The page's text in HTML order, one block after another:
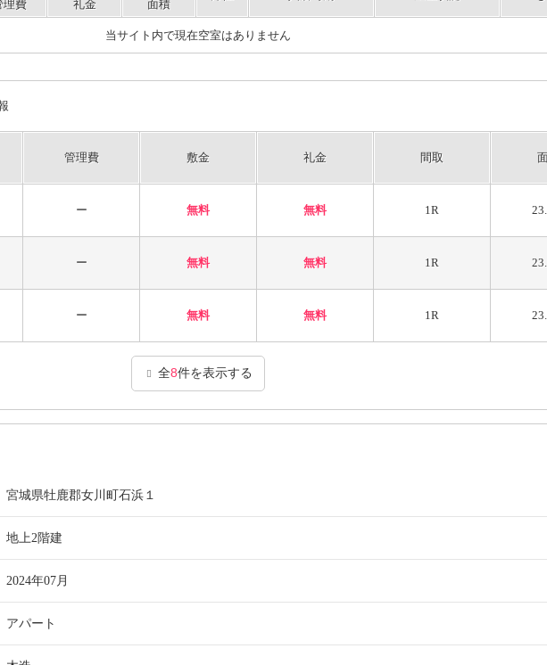
理費
礼金
面積
当サイト内で現在空室はありません
管理費 敷金 礼金 間取
ー 無料 無料 1R
ー 無料 無料 1R
ー 無料 無料 1R
全8件を表示する
宮城県牡鹿郡女川町石浜１
地上2階建
2024年07月
アパート